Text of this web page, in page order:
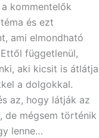
kommentelők
és ezt
ami elmondható
függetlenül,
aki kicsit is átlátja
a dolgokkal.
az, hogy látják az
de mégsem történik
lenne…